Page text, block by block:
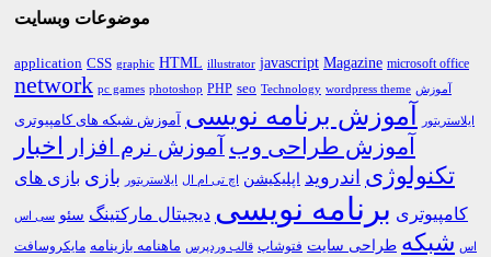
موضوعات وبسایت
application CSS graphic HTML illustrator javascript Magazine microsoft office
network pc games photoshop PHP seo Technology wordpress theme آموزش
ایلاستریتور آموزش برنامه نویسی آموزش شبکه های کامپیوتری
آموزش طراحی وب آموزش نرم افزار اخبار
تکنولوژی اندروید اپلیکیشن اچ تی ام ال ایلاستریتور بازی بازی های
کامپیوتری برنامه نویسی دیجیتال مارکتینگ سئو سی اس
اس شبکه طراحی سایت فتوشاپ قالب وردپرس ماهنامه بازینامه مایکروسافت